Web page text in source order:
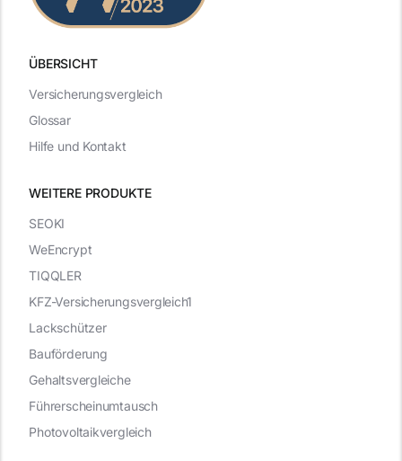
ÜBERSICHT
WEITERE PRODUKTE
Versicherungsvergleich
Glossar
Hilfe und Kontakt
SEOKI
WeEncrypt
TIQQLER
KFZ-Versicherungsvergleich1
Lackschützer
Bauförderung
Gehaltsvergleiche
Führerscheinumtausch
Photovoltaikvergleich